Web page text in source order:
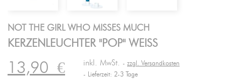
NOT THE GIRL WHO MISSES MUCH
KERZENLEUCHTER "POP" WEISS
13,90€ inkl. MwSt.
zzgl. Versandkosten
Lieferzeit: 2-3 Tage